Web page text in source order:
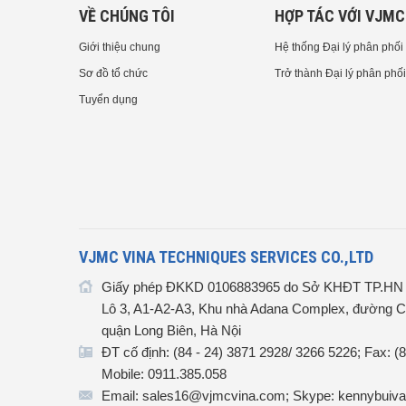
VỀ CHÚNG TÔI
Giới thiệu chung
Sơ đồ tổ chức
Tuyển dụng
HỢP TÁC VỚI VJMC
Hệ thống Đại lý phân phối
Trở thành Đại lý phân phối
VJMC VINA TECHNIQUES SERVICES CO.,LTD
Giấy phép ĐKKD 0106883965 do Sở KHĐT TP.HN
Lô 3, A1-A2-A3, Khu nhà Adana Complex, đường
quận Long Biên, Hà Nội
ĐT cố định: (84 - 24) 3871 2928/ 3266 5226; Fax:
Mobile: 0911.385.058
Email: sales16@vjmcvina.com; Skype: